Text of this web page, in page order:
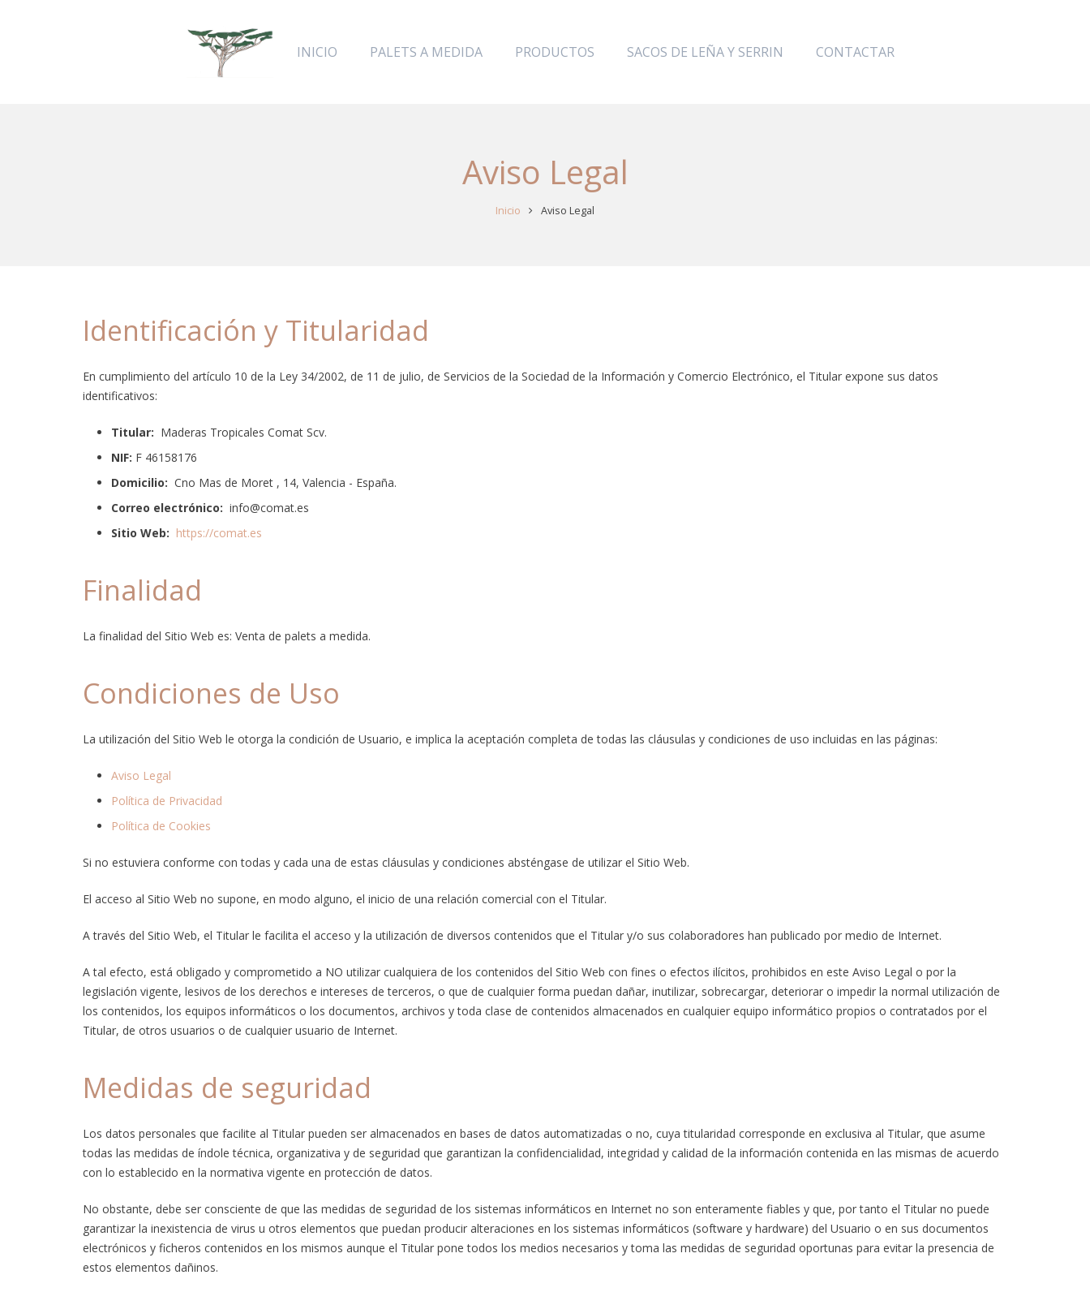
INICIO PALETS A MEDIDA PRODUCTOS SACOS DE LEÑA Y SERRIN CONTACTAR
Aviso Legal
Inicio Aviso Legal
Identificación y Titularidad
En cumplimiento del artículo 10 de la Ley 34/2002, de 11 de julio, de Servicios de la Sociedad de la Información y Comercio Electrónico, el Titular expone sus datos
identificativos:
Titular: Maderas Tropicales Comat Scv.
NIF: F 46158176
Domicilio: Cno Mas de Moret , 14, Valencia - España.
Correo electrónico: info@comat.es
Sitio Web: https://comat.es
Finalidad
La finalidad del Sitio Web es: Venta de palets a medida.
Condiciones de Uso
La utilización del Sitio Web le otorga la condición de Usuario, e implica la aceptación completa de todas las cláusulas y condiciones de uso incluidas en las páginas:
Aviso Legal
Política de Privacidad
Política de Cookies
Si no estuviera conforme con todas y cada una de estas cláusulas y condiciones absténgase de utilizar el Sitio Web.
El acceso al Sitio Web no supone, en modo alguno, el inicio de una relación comercial con el Titular.
A través del Sitio Web, el Titular le facilita el acceso y la utilización de diversos contenidos que el Titular y/o sus colaboradores han publicado por medio de Internet.
A tal efecto, está obligado y comprometido a NO utilizar cualquiera de los contenidos del Sitio Web con fines o efectos ilícitos, prohibidos en este Aviso Legal o por la
legislación vigente, lesivos de los derechos e intereses de terceros, o que de cualquier forma puedan dañar, inutilizar, sobrecargar, deteriorar o impedir la normal utilización de
los contenidos, los equipos informáticos o los documentos, archivos y toda clase de contenidos almacenados en cualquier equipo informático propios o contratados por el
Titular, de otros usuarios o de cualquier usuario de Internet.
Medidas de seguridad
Los datos personales que facilite al Titular pueden ser almacenados en bases de datos automatizadas o no, cuya titularidad corresponde en exclusiva al Titular, que asume
todas las medidas de índole técnica, organizativa y de seguridad que garantizan la confidencialidad, integridad y calidad de la información contenida en las mismas de acuerdo
con lo establecido en la normativa vigente en protección de datos.
No obstante, debe ser consciente de que las medidas de seguridad de los sistemas informáticos en Internet no son enteramente fiables y que, por tanto el Titular no puede
garantizar la inexistencia de virus u otros elementos que puedan producir alteraciones en los sistemas informáticos (software y hardware) del Usuario o en sus documentos
electrónicos y ficheros contenidos en los mismos aunque el Titular pone todos los medios necesarios y toma las medidas de seguridad oportunas para evitar la presencia de
estos elementos dañinos.